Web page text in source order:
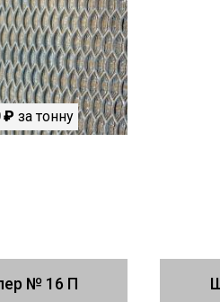
₽ за тонну
№ 16 П